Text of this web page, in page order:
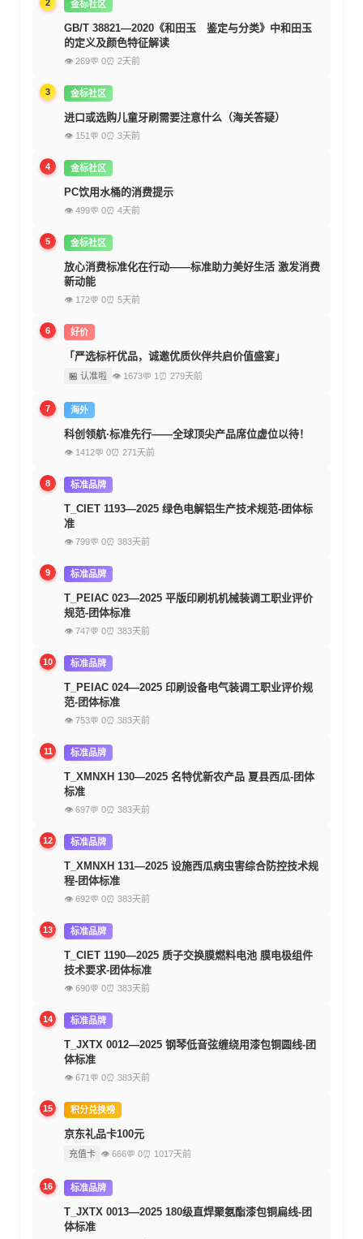
2 金标社区
GB/T 38821—2020《和田玉 鉴定与分类》中和田玉
的定义及颜色特征解读
👁 269💬 0⏰ 2天前
3 金标社区
进口或选购儿童牙刷需要注意什么（海关答疑）
👁 151 💬 0⏰ 3天前
4 金标社区
PC饮用水桶的消费提示
👁 499💬 0⏰ 4天前
5 金标社区
放心消费标准化在行动——标准助力美好生活 激发消费
新动能
👁 172💬 0⏰ 5天前
6 好价
「严选标杆优品，诚邀优质伙伴共启价值盛宴」
🏪 认准啦 👁 1673💬 1 ⏰ 279天前
7 海外
科创领航·标准先行——全球顶尖产品席位虚位以待！
👁 1412💬 0⏰ 271天前
8 标准品牌
T_CIET 1193—2025 绿色电解铝生产技术规范-团体标
准
👁 799💬 0⏰ 383天前
9 标准品牌
T_PEIAC 023—2025 平版印刷机机械装调工职业评价
规范-团体标准
👁 747💬 0⏰ 383天前
10 标准品牌
T_PEIAC 024—2025 印刷设备电气装调工职业评价规
范-团体标准
👁 753💬 0⏰ 383天前
11 标准品牌
T_XMNXH 130—2025 名特优新农产品 夏县西瓜-团体
标准
👁 697💬 0⏰ 383天前
12 标准品牌
T_XMNXH 131—2025 设施西瓜病虫害综合防控技术规
程-团体标准
👁 692💬 0⏰ 383天前
13 标准品牌
T_CIET 1190—2025 质子交换膜燃料电池 膜电极组件
技术要求-团体标准
👁 690💬 0⏰ 383天前
14 标准品牌
T_JXTX 0012—2025 钢琴低音弦缠绕用漆包铜圆线-团
体标准
👁 671 💬 0⏰ 383天前
15 积分兑换榜
京东礼品卡100元
充值卡 👁 666💬 0⏰ 1017天前
16 标准品牌
T_JXTX 0013—2025 180级直焊聚氨酯漆包铜扁线-团
体标准